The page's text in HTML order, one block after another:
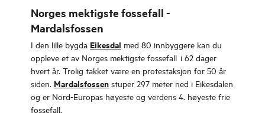
Norges mektigste fossefall -
Mardalsfossen
I den lille bygda Eikesdal med 80 innbyggere kan du
oppleve et av Norges mektigste fossefall i 62 dager
hvert år. Trolig takket være en protestaksjon for 50 år
siden. Mardalsfossen stuper 297 meter ned i Eikesdalen
og er Nord-Europas høyeste og verdens 4. høyeste frie
fossefall.